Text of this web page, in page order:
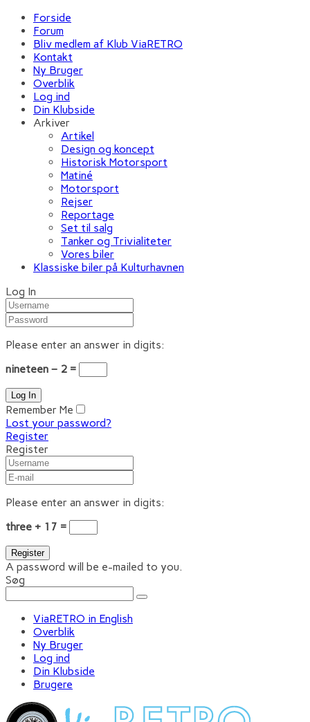
Forside
Forum
Bliv medlem af Klub ViaRETRO
Kontakt
Ny Bruger
Overblik
Log ind
Din Klubside
Arkiver
Artikel
Design og koncept
Historisk Motorsport
Matiné
Motorsport
Rejser
Reportage
Set til salg
Tanker og Trivialiteter
Vores biler
Klassiske biler på Kulturhavnen
Log In
Please enter an answer in digits:
nineteen − 2 =
Remember Me
Lost your password?
Register
Register
Please enter an answer in digits:
three + 17 =
A password will be e-mailed to you.
Søg
ViaRETRO in English
Overblik
Ny Bruger
Log ind
Din Klubside
Brugere